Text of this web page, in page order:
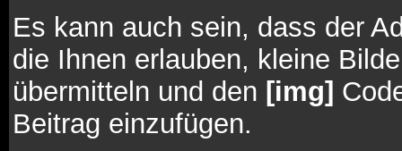
Es kann auch sein, dass der
die Ihnen erlauben, kleine
übermitteln und den [img]
Beitrag einzufügen.